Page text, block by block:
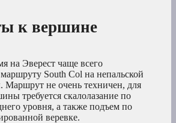
к вершине
на Эверест чаще всего
South Col на непальской
Маршрут не очень техничен, для
требуется скалолазание по
уровня, а также подъем по
веревке.